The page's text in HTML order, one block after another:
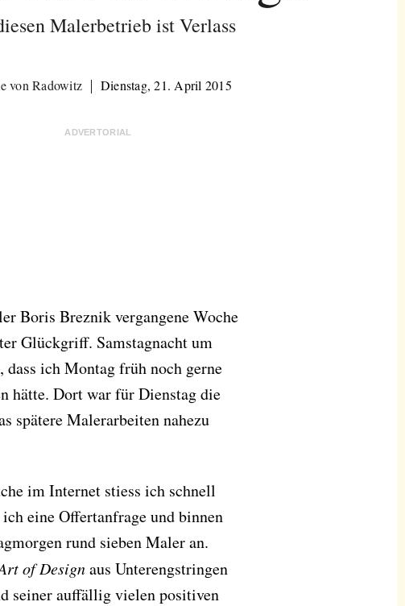
Malerbetrieb ist Verlass
von Radowitz Dienstag, 21. April 2015
ADVERTORIAL
Boris Breznik vergangene Woche
Glückgriff. Samstagnacht um
ich Montag früh noch gerne
hätte. Dort war für Dienstag die
spätere Malerarbeiten nahezu
im Internet stiess ich schnell
eine Offertanfrage und binnen
rund sieben Maler an.
of Designaus Unterengstringen
seiner auffällig vielen positiven